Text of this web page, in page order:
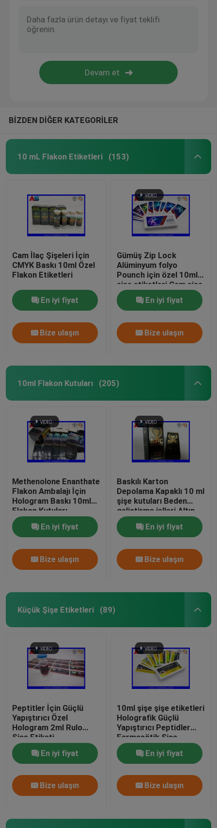
BİZDEN DİĞER KATEGORİLER
10 mL Flakon Etiketleri (153)
Cam İlaç Şişeleri İçin
CMYK Baskı 10ml Özel
Flakon Etiketleri
En iyi fiyat
Bize ulaşın
Gümüş Zip Lock
Alüminyum folyo
Pounch için özel 10ml
şişe etiketleri Cam şişe
etiketleri baskı
En iyi fiyat
Bize ulaşın
10ml Flakon Kutuları (205)
Methenolone Enanthate
Flakon Ambalajı İçin
Hologram Baskı 10ml
Flakon Kutuları
En iyi fiyat
Bize ulaşın
Baskılı Karton
Depolama Kapaklı 10 ml
şişe kutuları Beden
geliştirme jelleri Altın
folyo ambalaj Altın
folyo / hologram etkisi
En iyi fiyat
Bize ulaşın
Küçük Şişe Etiketleri (89)
Peptitler İçin Güçlü
Yapıştırıcı Özel
Hologram 2ml Rulo
Şişe Etiketi
En iyi fiyat
Bize ulaşın
10ml şişe şişe etiketleri
Holografik Güçlü
Yapıştırıcı Peptidler
Farmasötik Şişe
Etiketleri 25x60mm
En iyi fiyat
Bize ulaşın